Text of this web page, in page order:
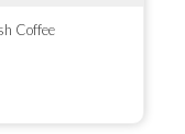
Coffee